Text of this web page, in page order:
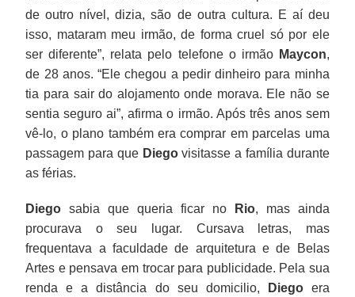
de outro nível, dizia, são de outra cultura. E aí deu
isso, mataram meu irmão, de forma cruel só por ele
ser diferente”, relata pelo telefone o irmão Maycon,
de 28 anos. “Ele chegou a pedir dinheiro para minha
tia para sair do alojamento onde morava. Ele não se
sentia seguro ai”, afirma o irmão. Após três anos sem
vê-lo, o plano também era comprar em parcelas uma
passagem para que Diegovisitasse a família durante
as férias.
Diego sabia que queria ficar no Rio, mas ainda
procurava o seu lugar. Cursava letras, mas
frequentava a faculdade de arquitetura e de Belas
Artes e pensava em trocar para publicidade. Pela sua
renda e a distância do seu domicilio,
Diegoera